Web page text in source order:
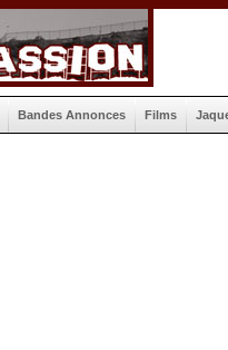
Bandes Annonces Films